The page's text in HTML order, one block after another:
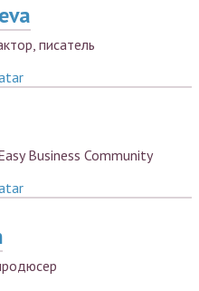
писатель
Business Community